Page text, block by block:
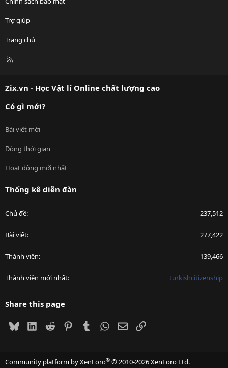
Trợ giúp
Trang chủ
R
Zix.vn - Học Vật lí Online chất lượng cao
Có gì mới?
Bài viết mới
Dòng thời gian
Hoạt động mới nhất
Thống kê diễn đàn
Chủ đề 237,512
Bài viết 277,422
Thành viên 139,466
Thành viên mới nhất turkishcitizenship
Share this page
BlueskyLinkedIn
Reddit PinterestTumblrWhatsApp
EmailLink
Community platform by XenForo® © 2010-2026 XenForo Ltd.